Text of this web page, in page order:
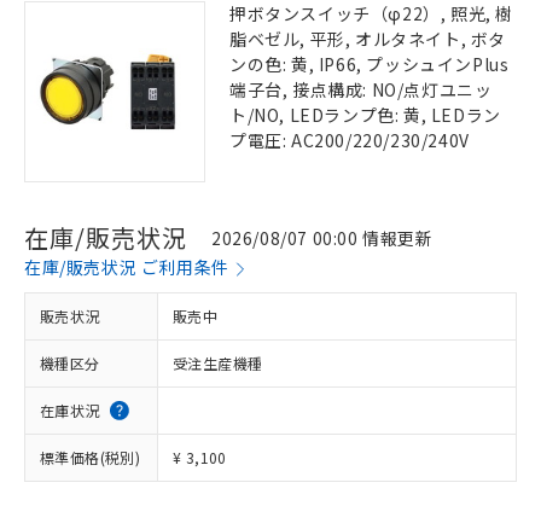
押ボタンスイッチ（φ22）, 照光, 樹
脂ベゼル, 平形, オルタネイト, ボタ
ンの色: 黄, IP66, プッシュインPlus
端子台, 接点構成: NO/点灯ユニッ
ト/NO, LEDランプ色: 黄, LEDラン
プ電圧: AC200/220/230/240V
在庫/販売状況
2026/08/07 00:00 情報更新
在庫/販売状況 ご利用条件
販売状況 販売中
機種区分 受注生産機種
在庫状況
標準価格(税別) ¥ 3,100